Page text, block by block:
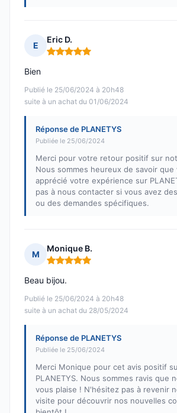
E
Eric D.
Note : 5 sur 5
Publié le 25/06/2024 à 20h48
suite à un achat du 01/06/2024
Bien
Réponse de PLANETYS
Publiée le 25/06/2024
Merci pour votre retour positif sur
Nous sommes heureux de savoir que
apprécié votre expérience sur
pas à nous contacter si vous avez
ou des demandes spécifiques.
M
Monique B.
Note : 5 sur 5
Publié le 25/06/2024 à 20h48
suite à un achat du 28/05/2024
Beau bijou.
Réponse de PLANETYS
Publiée le 25/06/2024
Merci Monique pour cet avis positif
PLANETYS. Nous sommes ravis que
vous plaise ! N'hésitez pas à revenir
visite pour découvrir nos nouvelles